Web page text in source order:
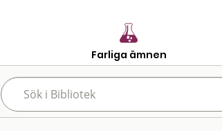
Farliga ämnen